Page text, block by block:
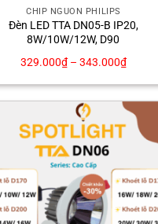
CHÍP NGUỒN PHILIPS
Đèn LED TTA DN05-B IP20,
8W/10W/12W, D90
329.000₫– 343.000₫